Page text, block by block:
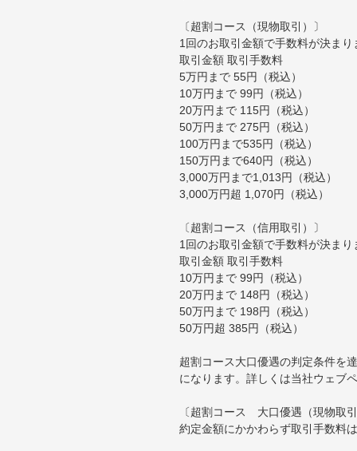
〔超割コース（現物取引）〕
1回のお取引金額で手数料が決まり
取引金額 取引手数料
5万円まで 55円（税込）
10万円まで 99円（税込）
20万円まで 115円（税込）
50万円まで 275円（税込）
100万円まで535円（税込）
150万円まで640円（税込）
3,000万円まで1,013円（税込）
3,000万円超 1,070円（税込）
〔超割コース（信用取引）〕
1回のお取引金額で手数料が決まり
取引金額 取引手数料
10万円まで 99円（税込）
20万円まで 148円（税込）
50万円まで 198円（税込）
50万円超 385円（税込）
超割コース大口優遇の判定条件を
になります。詳しくは当社ウェブ
〔超割コース 大口優遇（現物取
約定金額にかかわらず取引手数料